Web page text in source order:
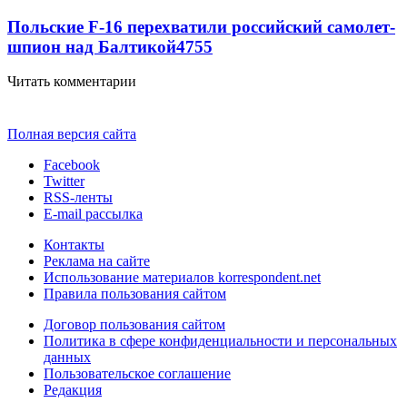
Польские F-16 перехватили российский самолет-
шпион над Балтикой4755
Читать комментарии
Полная версия сайта
Facebook
Twitter
RSS-ленты
E-mail рассылка
Контакты
Реклама на сайте
Использование материалов korrespondent.net
Правила пользования сайтом
Договор пользования сайтом
Политика в сфере конфиденциальности и персональных
данных
Пользовательское соглашение
Редакция